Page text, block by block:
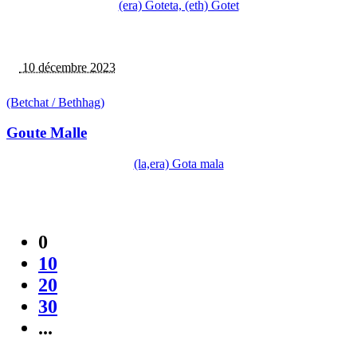
(era) Goteta, (eth) Gotet
10 décembre 2023
(Betchat / Bethhag)
Goute Malle
(la,era) Gota mala
0
10
20
30
...